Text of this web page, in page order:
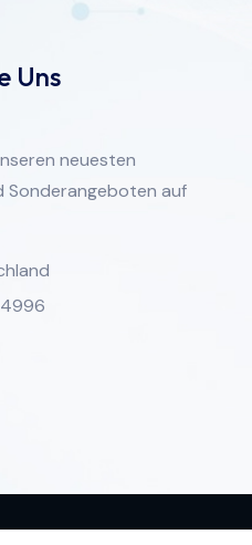
Uns
neuesten
Sonderangeboten auf